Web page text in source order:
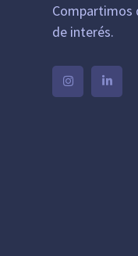
Compartimos
de interés.